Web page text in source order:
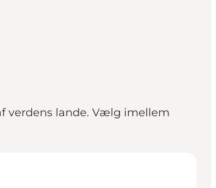
verdens lande. Vælg imellem